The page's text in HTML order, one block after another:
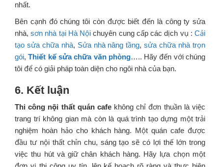
nhất.
Bên cạnh đó chúng tôi còn được biết đến là công ty sửa
nhà,sơn nhà tại Hà Nội chuyên cung cấp các dịch vụ :Cải
tạo sửa chữa nhà, Sửa nhà nâng tầng,sửa chữa nhà trọn
gói,Thiết kế sửa chữa văn phòng….. Hãy đến với chúng
tôi để có giải pháp toàn diện cho ngôi nhà của bạn.
6. Kết luận
Thi công nội thất quán cafekhông chỉ đơn thuần là việc
trang trí không gian mà còn là quá trình tạo dựng một trải
nghiệm hoàn hảo cho khách hàng. Một quán cafe được
đầu tư nội thất chỉn chu, sáng tạo sẽ có lợi thế lớn trong
việc thu hút và giữ chân khách hàng. Hãy lựa chọn một